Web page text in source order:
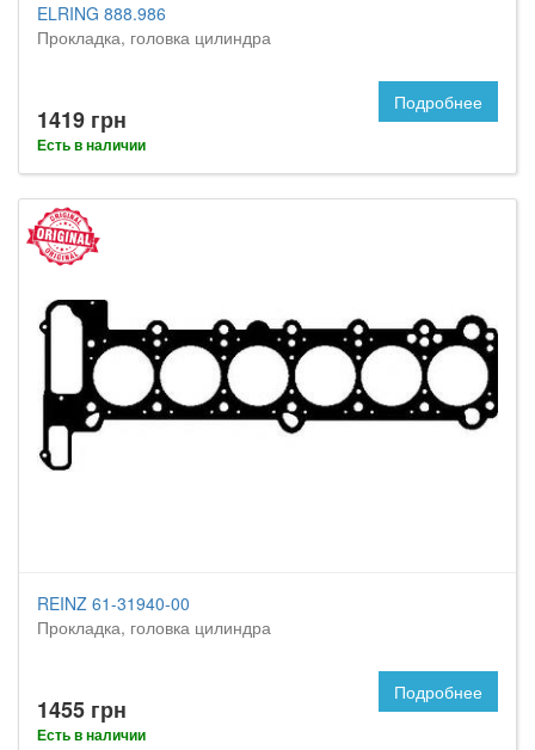
ELRING 888.986
Прокладка, головка цилиндра
1419 грн
Есть в наличии
Подробнее
REINZ 61-31940-00
Прокладка, головка цилиндра
1455 грн
Есть в наличии
Подробнее